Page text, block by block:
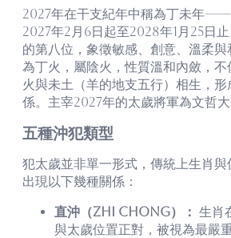
2027年在干支紀年中稱為丁未年——
2027年2月6日起至2028年1月25日
的第八位，象徵敏感、創意、溫柔
為丁火，屬陰火，性質溫和內斂，
火與未土（羊的地支五行）相生，
係。主宰2027年的太歲將軍為文哲大
五種沖犯類型
犯太歲並非單一形式，傳統上生肖
出現以下幾種關係：
直沖（Zhi Chong）： 生肖
與太歲位置正對，被視為最嚴重